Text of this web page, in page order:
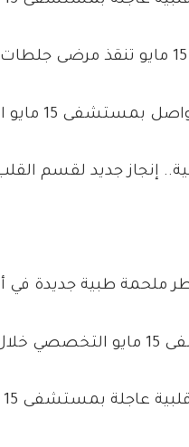
15 مايو التخصصي
إنجاز جديد لقسم